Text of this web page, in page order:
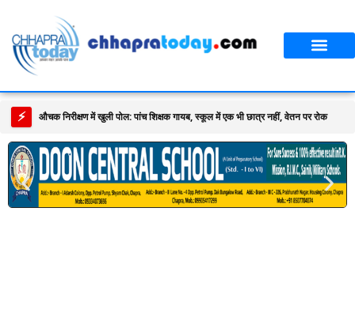
⚡ औचक निरीक्षण में खुली पोल: पांच शिक्षक गायब, स्कूल में एक भी छात्र नहीं, वेतन पर रोक